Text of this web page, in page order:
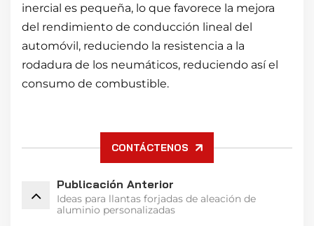
inercial es pequeña, lo que favorece la mejora
del rendimiento de conducción lineal del
automóvil, reduciendo la resistencia a la
rodadura de los neumáticos, reduciendo así el
consumo de combustible.
CONTÁCTENOS
Publicación Anterior
Ideas para llantas forjadas de aleación de
aluminio personalizadas